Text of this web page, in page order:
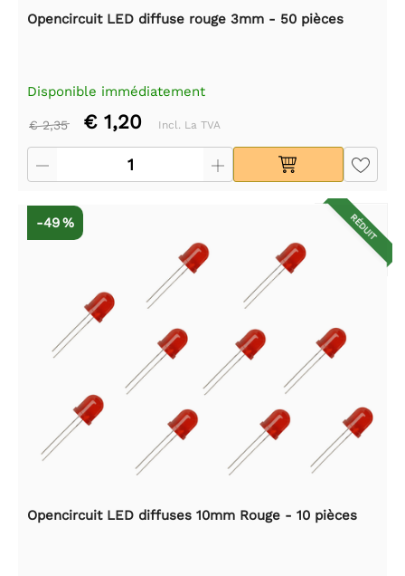
Opencircuit LED diffuse rouge 3mm - 50 pièces
Disponible immédiatement
€ 2,35 € 1,20 Incl. La TVA
RÉDUIT
-49 %
Opencircuit LED diffuses 10mm Rouge - 10 pièces